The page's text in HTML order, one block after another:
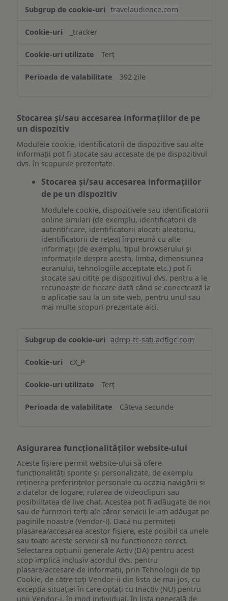
travelaudience.com
_tracker
Terț
392 zile
Stocarea și/sau accesarea informațiilor de pe
un dispozitiv
Modulele cookie, identificatorii de dispozitive sau alte
informații pot fi stocate sau accesate de pe dispozitivul
dvs. în scopurile prezentate.
Stocarea și/sau accesarea informațiilor
de pe un dispozitiv
Modulele cookie, dispozitivele sau identificatorii
online similari (de exemplu, identificatorii de
autentificare, identificatorii alocați aleatoriu,
identificatorii de rețea) împreună cu alte
informații (de exemplu, tipul browserului și
informațiile despre acesta, limba, dimensiunea
ecranului, tehnologiile acceptate etc.) pot fi
stocate sau citite pe dispozitivul dvs. pentru a le
recunoaște de fiecare dată când se conectează la
o aplicație sau la un site web, pentru unul sau
mai multe scopuri prezentate aici.
și/sau
informațiilor
pe
dispozitiv
admp-tc-sati.adtlgc.com
cX_P
Terț
Câteva secunde
Asigurarea funcționalităților website-ului
Aceste fișiere permit website-ului să ofere
funcționalități sporite și personalizate, de exemplu
reţinerea preferinţelor personale cu ocazia navigării și
a datelor de logare, rularea de videoclipuri sau
posibilitatea de live chat. Acestea pot fi adăugate de noi
sau de furnizori terți ale căror servicii le-am adăugat pe
paginile noastre (Vendor-i). Dacă nu permiteți
plasarea/accesarea acestor fișiere, este posibil ca unele
sau toate aceste servicii să nu funcționeze corect.
Selectarea opțiunii generale Activ (DA) pentru acest
scop implică inclusiv acordul dvs. pentru
plasare/accesare de informații, prin Tehnologii de tip
Cookie, de către toți Vendor-ii din lista de mai jos, cu
excepția situației în care optați cu Inactiv (NU) pentru
unii Vendor-i, în mod individual, în lista generală de